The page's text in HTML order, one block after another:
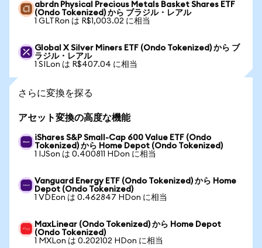
abrdn Physical Precious Metals Basket Shares ETF
(Ondo Tokenized) から ブラジル・レアル
1 GLTRon は R$1,003.02 に相当
Global X Silver Miners ETF (Ondo Tokenized) から ブ
ラジル・レアル
1 SILon は R$407.04 に相当
さらに変換を探る
アセット変換の高度な機能
iShares S&P Small-Cap 600 Value ETF (Ondo
Tokenized) から Home Depot (Ondo Tokenized)
1 IJSon は 0.400811 HDon に相当
Vanguard Energy ETF (Ondo Tokenized) から Home
Depot (Ondo Tokenized)
1 VDEon は 0.462847 HDon に相当
MaxLinear (Ondo Tokenized) から Home Depot
(Ondo Tokenized)
1 MXLon は 0.202102 HDon に相当